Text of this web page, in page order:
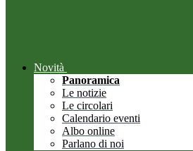
Novità
Panoramica
Le notizie
Le circolari
Calendario eventi
Albo online
Parlano di noi